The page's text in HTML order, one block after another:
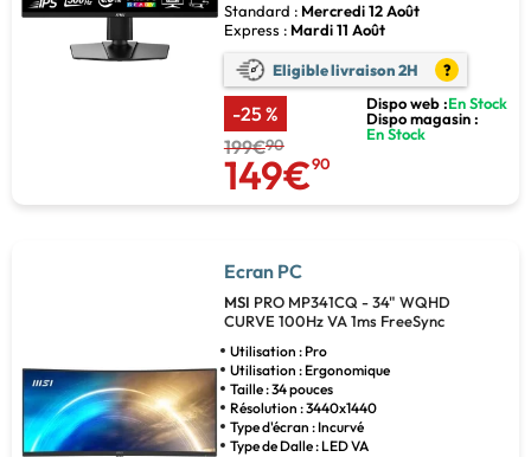
Standard : Mercredi 12 Août
Express : Mardi 11 Août
Eligible livraison 2H ?
-25 %
199€90
149€90
Dispo web :En Stock
Dispo magasin :
En Stock
Ecran PC
MSI PRO MP341CQ - 34" WQHD
CURVE 100Hz VA 1ms FreeSync
Utilisation : Pro
Utilisation : Ergonomique
Taille : 34 pouces
Résolution : 3440x1440
Type d'écran : Incurvé
Type de Dalle : LED VA